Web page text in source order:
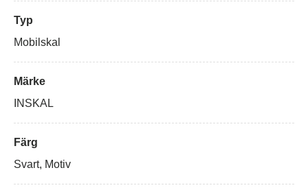
Typ
Mobilskal
Märke
INSKAL
Färg
Svart, Motiv